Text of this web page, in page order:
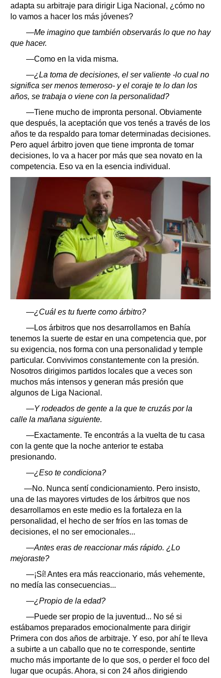
adapta su arbitraje para dirigir Liga Nacional, ¿cómo no
lo vamos a hacer los más jóvenes?
—Me imagino que también observarás lo que no hay
que hacer.
—Como en la vida misma.
—¿La toma de decisiones, el ser valiente -lo cual no
significa ser menos temeroso- y el coraje te lo dan los
años, se trabaja o viene con la personalidad?
—Tiene mucho de impronta personal. Obviamente
que después, la aceptación que vos tenés a través de los
años te da respaldo para tomar determinadas decisiones.
Pero aquel árbitro joven que tiene impronta de tomar
decisiones, lo va a hacer por más que sea novato en la
competencia. Eso va en la esencia individual.
—¿Cuál es tu fuerte como árbitro?
—Los árbitros que nos desarrollamos en Bahía
tenemos la suerte de estar en una competencia que, por
su exigencia, nos forma con una personalidad y temple
particular. Convivimos constantemente con la presión.
Nosotros dirigimos partidos locales que a veces son
muchos más intensos y generan más presión que
algunos de Liga Nacional.
—Y rodeados de gente a la que te cruzás por la
calle la mañana siguiente.
—Exactamente. Te encontrás a la vuelta de tu casa
con la gente que la noche anterior te estaba
presionando.
—¿Eso te condiciona?
—No. Nunca sentí condicionamiento. Pero insisto,
una de las mayores virtudes de los árbitros que nos
desarrollamos en este medio es la fortaleza en la
personalidad, el hecho de ser fríos en las tomas de
decisiones, el no ser emocionales...
—Antes eras de reaccionar más rápido. ¿Lo
mejoraste?
—¡Sí! Antes era más reaccionario, más vehemente,
no medía las consecuencias...
—¿Propio de la edad?
—Puede ser propio de la juventud... No sé si
estábamos preparados emocionalmente para dirigir
Primera con dos años de arbitraje. Y eso, por ahí te lleva
a subirte a un caballo que no te corresponde, sentirte
mucho más importante de lo que sos, o perder el foco del
lugar que ocupás. Ahora, si con 24 años dirigiendo